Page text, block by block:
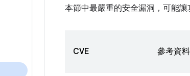
本節中最嚴重的安全漏洞，可能讓
CVE 參考資料